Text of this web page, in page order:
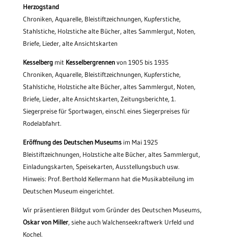
Herzogstand
Chroniken, Aquarelle, Bleistiftzeichnungen, Kupferstiche,
Stahlstiche, Holzstiche alte Bücher, altes Sammlergut, Noten,
Briefe, Lieder, alte Ansichtskarten
Kesselbergmit Kesselbergrennenvon 1905 bis 1935
Chroniken, Aquarelle, Bleistiftzeichnungen, Kupferstiche,
Stahlstiche, Holzstiche alte Bücher, altes Sammlergut, Noten,
Briefe, Lieder, alte Ansichtskarten, Zeitungsberichte, 1.
Siegerpreise für Sportwagen, einschl. eines Siegerpreises für
Rodelabfahrt.
Eröffnung des Deutschen Museumsim Mai 1925
Bleistiftzeichnungen, Holzstiche alte Bücher, altes Sammlergut,
Einladungskarten, Speisekarten, Ausstellungsbuch usw.
Hinweis: Prof. Berthold Kellermann hat die Musikabteilung im
Deutschen Museum eingerichtet.
Wir präsentieren Bildgut vom Gründer des Deutschen Museums,
Oskar von Miller, siehe auch Walchenseekraftwerk Urfeld und
Kochel.